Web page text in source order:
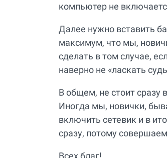
компьютер не
Далее нужно вставить
максимум, что мы,
сделать в том случае,
наверно не «ласкать
В общем, не стоит сразу
Иногда мы, новички,
включить сетевик и в
сразу, потому
Всех благ!